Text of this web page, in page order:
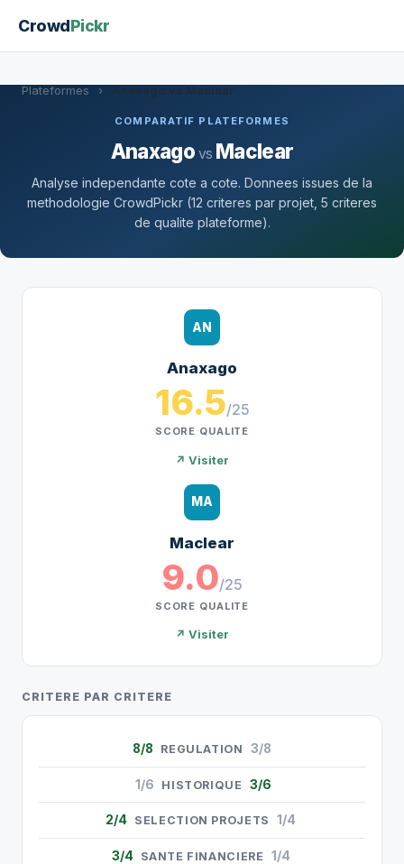
CrowdPickr
Plateformes › Anaxago vs Maclear
COMPARATIF PLATEFORMES
Anaxagovs Maclear
Analyse independante cote a cote. Donnees issues de la
methodologie CrowdPickr (12 criteres par projet, 5 criteres
de qualite plateforme).
AN
Anaxago
16.5/25
SCORE QUALITE
↗ Visiter
MA
Maclear
9.0/25
SCORE QUALITE
↗ Visiter
CRITERE PAR CRITERE
8/8 REGULATION 3/8
1/6 HISTORIQUE 3/6
2/4 SELECTION PROJETS 1/4
3/4 SANTE FINANCIERE 1/4